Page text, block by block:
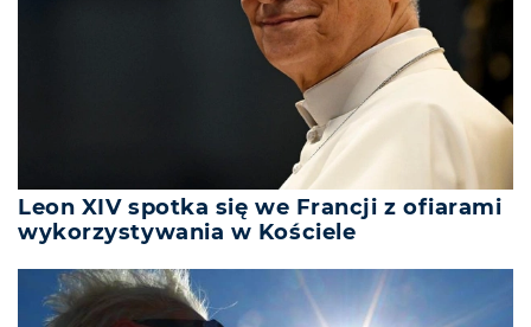
Leon XIV spotka się we Francji z ofiarami
wykorzystywania w Kościele